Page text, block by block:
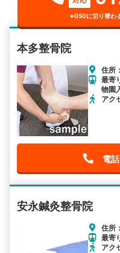
※050に切り替わ
本多整骨院
住所
最寄
物園
アク
電
安永鍼灸整骨院
住所
最寄
アク